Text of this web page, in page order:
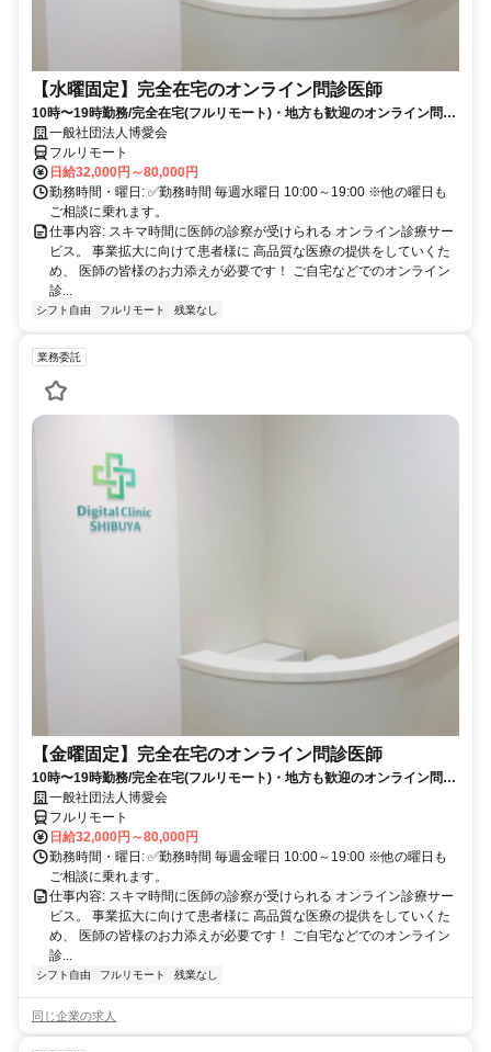
【水曜固定】完全在宅のオンライン問診医師
10時〜19時勤務/完全在宅(フルリモート)・地方も歓迎のオンライン問診
業務一般社団法人博愛会
フルリモート
日給32,000円～80,000円
勤務時間・曜日: ✅勤務時間 毎週水曜日 10:00～19:00 ※他の曜日も
ご相談に乗れます。
仕事内容: スキマ時間に医師の診察が受けられる オンライン診療サー
ビス。 事業拡大に向けて患者様に 高品質な医療の提供をしていくた
め、 医師の皆様のお力添えが必要です！ ご自宅などでのオンライン
診...
シフト自由 フルリモート 残業なし
業務委託
【金曜固定】完全在宅のオンライン問診医師
10時〜19時勤務/完全在宅(フルリモート)・地方も歓迎のオンライン問診
業務一般社団法人博愛会
フルリモート
日給32,000円～80,000円
勤務時間・曜日: ✅勤務時間 毎週金曜日 10:00～19:00 ※他の曜日も
ご相談に乗れます。
仕事内容: スキマ時間に医師の診察が受けられる オンライン診療サー
ビス。 事業拡大に向けて患者様に 高品質な医療の提供をしていくた
め、 医師の皆様のお力添えが必要です！ ご自宅などでのオンライン
診...
シフト自由 フルリモート 残業なし
同じ企業の求人